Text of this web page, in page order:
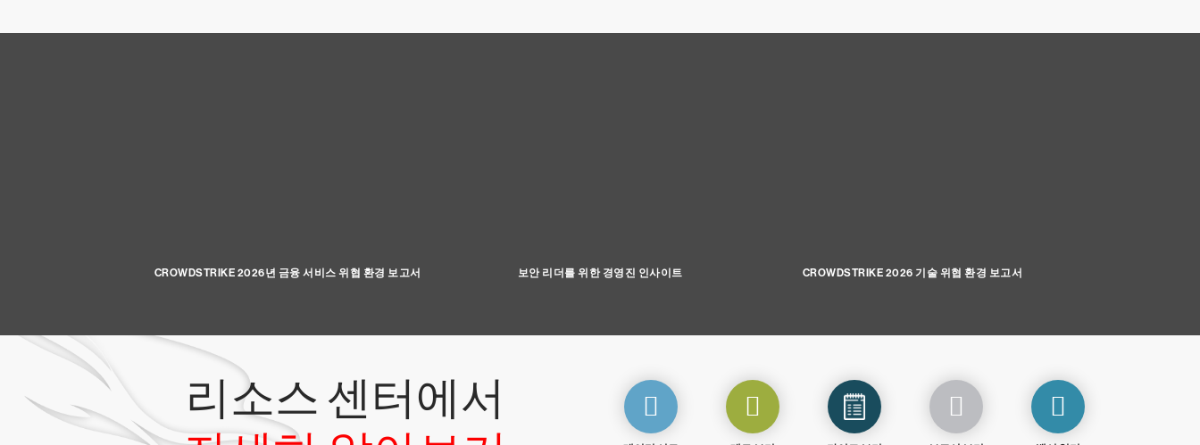
CROWDSTRIKE 2026년 금융 서비스 위협 환경 보고서 보안 리더를 위한 경영진 인사이트 CROWDSTRIKE 2026 기술 위협 환경 보고서
리소스 센터에서